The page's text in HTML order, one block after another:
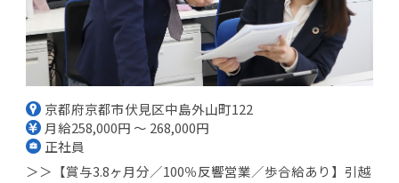
京都府京都市伏見区中島外山町122
月給258,000円 ～ 268,000円
正社員
＞＞【賞与3.8ヶ月分／100％反響営業／歩合給あり】引越